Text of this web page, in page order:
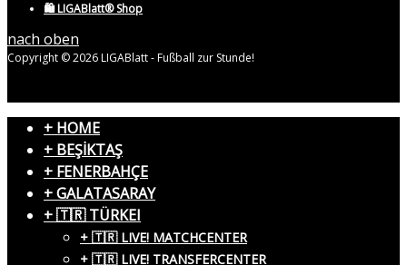
🛍️ LIGABlatt® Shop
nach oben
Copyright © 2026 LIGABlatt - Fußball zur Stunde!
+ HOME
+ BEŞİKTAŞ
+ FENERBAHÇE
+ GALATASARAY
+ 🇹🇷 TÜRKEI
+ 🇹🇷 LIVE! MATCHCENTER
+ 🇹🇷 LIVE! TRANSFERCENTER